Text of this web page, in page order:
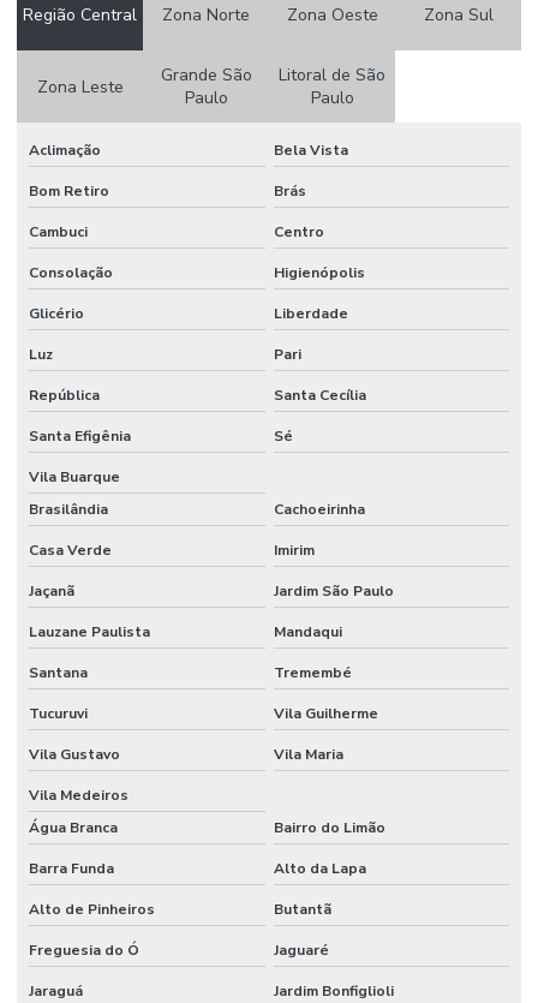
Tubo inox odontologico
Tubo inox peças
Tubo de inox em Piracicaba
Tubo de inox em rolo
Tubo inox para serpentina
Tubo inox tererê
Tubo inox trefilação
Tubo inox para trocador de calor
Tubo latão bijuteria
Tubo redondo de aço inox
Tubo retangular de latão
Tubo em rolo inox
Tubo para serpentina
Tubo trefilado de aço inox
Tubos de alumínio
Tubos capilares
Tubos de cobre
Região Central Zona Norte Zona Oeste Zona Sul
Zona Leste
Grande São
Paulo
Litoral de São
Paulo
Aclimação Bela Vista
Bom Retiro Brás
Cambuci Centro
Consolação Higienópolis
Glicério Liberdade
Luz Pari
República Santa Cecília
Santa Efigênia Sé
Vila Buarque
Brasilândia
Cachoeirinha
Casa Verde Imirim
Jaçanã Jardim São Paulo
Lauzane Paulista Mandaqui
Santana Tremembé
Tucuruvi Vila Guilherme
Vila Gustavo Vila Maria
Vila Medeiros
Água Branca
Bairro do Limão
Barra Funda Alto da Lapa
Alto de Pinheiros Butantã
Freguesia do Ó Jaguaré
Jaraguá Jardim Bonfiglioli